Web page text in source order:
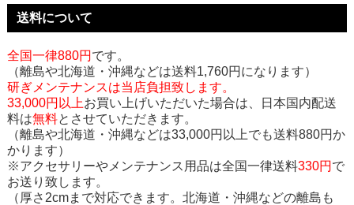
送料について
全国一律880円 です。
（離島や北海道・沖縄などは送料1,760円になります）
研ぎメンテナンスは当店負担致します。
33,000円以上お買い上げいただいた場合は、日本国内配送
料は無料とさせていただきます。
（離島や北海道・沖縄などは33,000円以上でも送料880円か
かります）
※アクセサリーやメンテナンス用品は全国一律送料330円 で
お送り致します。
（厚さ2cmまで対応できます。北海道・沖縄などの離島も